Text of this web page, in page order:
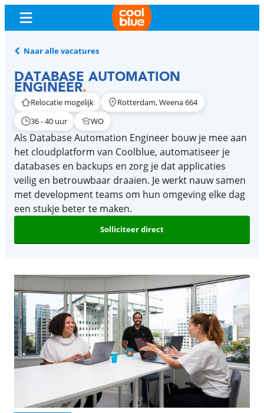
Naar alle vacatures
DATABASE AUTOMATION
ENGINEER.
Relocatie mogelijk
Rotterdam, Weena 664
36 - 40 uur
WO
Als Database Automation Engineer bouw je mee aan
het cloudplatform van Coolblue, automatiseer je
databases en backups en zorg je dat applicaties
veilig en betrouwbaar draaien. Je werkt nauw samen
met development teams om hun omgeving elke dag
een stukje beter te maken.
Solliciteer direct